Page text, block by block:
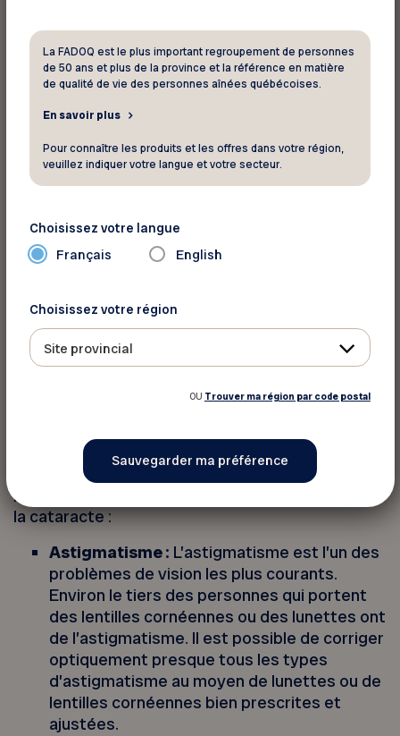
considérée comme l’une des interventions les
plus sécuritaires.
« Il est possible de corriger d’autres
problèmes de vision au cours d’une
chirurgie de la cataracte »
En plus de vous envoyer consulter des
spécialistes secondaires comme des
systémiques ou subir une chirurgie de l’oeil au
besoin, votre docteur en optométrie prend aussi
en charge, conjointement avec les
ophtalmologistes, le traitement des maladies
oculaires et les soins aux patients, avant et
Par ailleurs, il est possible de corriger d’autres
problèmes de vision au cours d’une chirurgie de
la cataracte :
Astigmatisme : L’astigmatisme est l’un des
problèmes de vision les plus courants.
Environ le tiers des personnes qui portent
des lentilles cornéennes ou des lunettes ont
de l’astigmatisme. Il est possible de corriger
optiquement presque tous les types
d’astigmatisme au moyen de lunettes ou de
lentilles cornéennes bien prescrites et
ajustées.
La FADOQ est le plus important regroupement de personnes
de 50 ans et plus de la province et la référence en matière
de qualité de vie des personnes aînées québécoises.
En savoir plus
Pour connaître les produits et les offres dans votre région,
veuillez indiquer votre langue et votre secteur.
Choisissez votre langue
Français English
Choisissez votre région
Site provincial
OU Trouver ma région par code postal